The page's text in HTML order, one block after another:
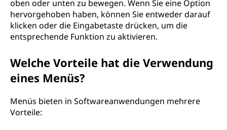
oben oder unten zu bewegen. Wenn Sie eine Option
hervorgehoben haben, können Sie entweder darauf
klicken oder die Eingabetaste drücken, um die
entsprechende Funktion zu aktivieren.
Welche Vorteile hat die Verwendung
eines Menüs?
Menüs bieten in Softwareanwendungen mehrere
Vorteile: